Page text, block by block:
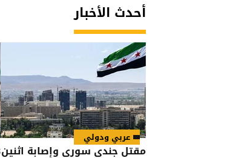
أحدث الأخبار
عربي ودولي
مقتل جندي سوري وإصابة اثنين